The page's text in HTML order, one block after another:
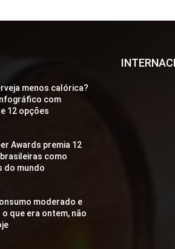
menos calórica?
com
12 opções
Awards premia 12
como
do mundo
moderado e
que era ontem, não